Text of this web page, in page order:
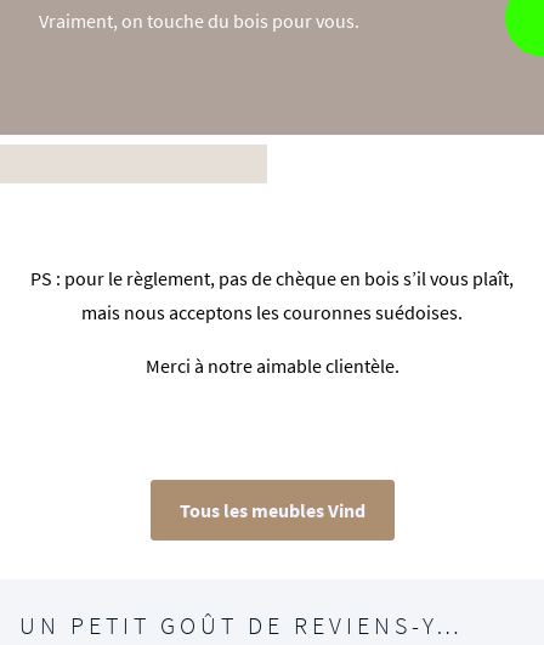
Vraiment, on touche du bois pour vous.
PS : pour le règlement, pas de chèque en bois s’il vous plaît,
mais nous acceptons les couronnes suédoises.
Merci à notre aimable clientèle.
Tous les meubles Vind
UN PETIT GOÛT DE REVIENS-Y…